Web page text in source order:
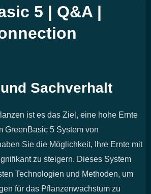
5 | Q&A |
Sachverhalt
ist es das Ziel, eine hohe Ernte
GreenBasic 5 System von
Sie die Möglichkeit, Ihre Ernte mit
zu steigern. Dieses System
Technologien und Methoden, um
für das Pflanzenwachstum zu